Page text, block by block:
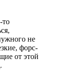
то
не
форс-
от этой